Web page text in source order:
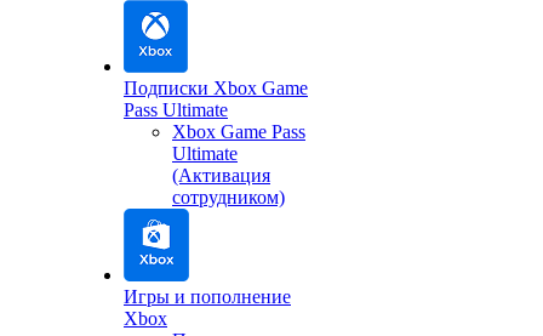
Подписки Xbox Game
Pass Ultimate
Xbox Game Pass
Ultimate
(Активация
сотрудником)
Игры и пополнение
Xbox